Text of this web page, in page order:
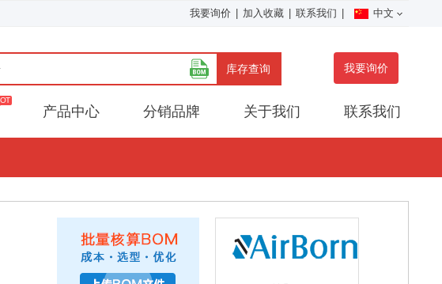
我要询价 加入收藏 联系我们 中文
库存查询 我要询价
产品中心 分销品牌 关于我们 联系我们